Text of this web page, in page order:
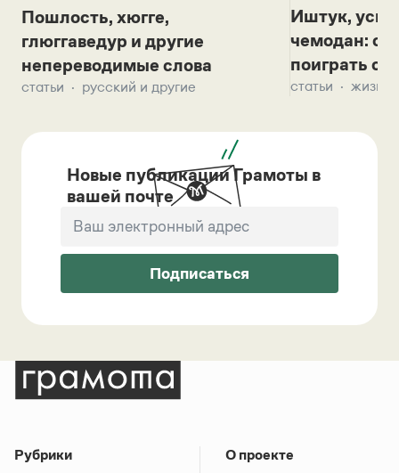
Пошлость, хюгге,
глюггаведур и другие
непереводимые слова
статьи русский и другие
Иштук,
чемодан:
поиграть с
статьи жизнь
Новые публикации Грамоты в
вашей почте
Подписаться
Рубрики О проекте